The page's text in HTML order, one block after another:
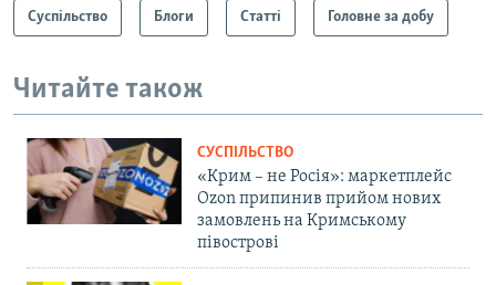
Суспільство Блоги Статті Головне за добу
Читайте також
СУСПІЛЬСТВО
«Крим – не Росія»: маркетплейс
Ozon припинив прийом нових
замовлень на Кримському
півострові